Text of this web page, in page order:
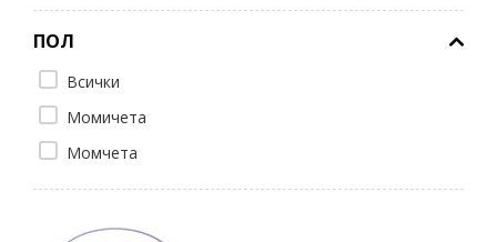
ПОЛ
Всички
Момичета
Момчета